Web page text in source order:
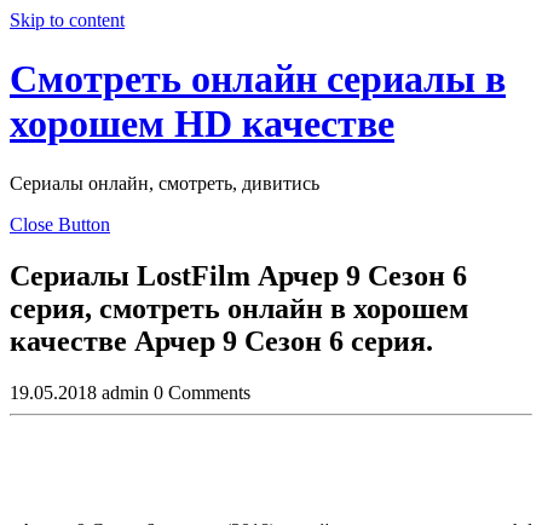
Skip to content
Смотреть онлайн сериалы в
хорошем HD качестве
Сериалы онлайн, смотреть, дивитись
Close Button
Сериалы LostFilm Арчер 9 Сезон 6
серия, смотреть онлайн в хорошем
качестве Арчер 9 Сезон 6 серия.
19.05.2018 admin 0 Comments